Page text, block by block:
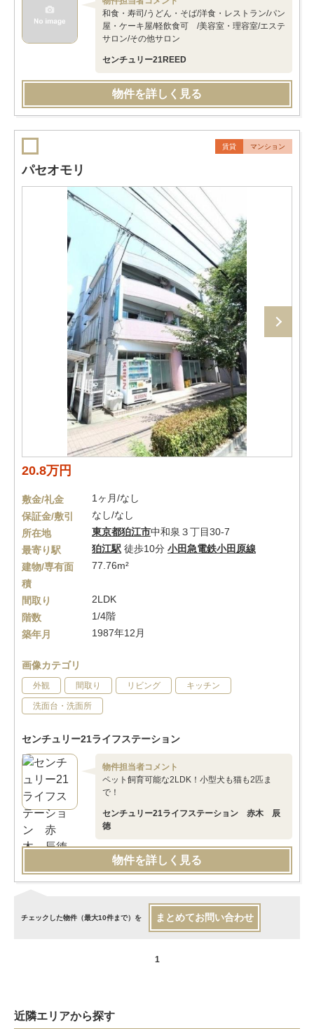
和食・寿司/うどん・そば/洋食・レストラン/パン
屋・ケーキ屋/軽飲食可 /美容室・理容室/エステ
サロン/その他サロン
センチュリー21REED
物件を詳しく見る
賃貸 マンション
パセオモリ
20.8万円
敷金/礼金
1ヶ月/なし
保証金/敷引
なし/なし
所在地
東京都狛江市中和泉３丁目30-7
最寄り駅
狛江駅 徒歩10分 小田急電鉄小田原線
建物/専有面
積
77.76m²
間取り
2LDK
階数
1/4階
築年月
1987年12月
画像カテゴリ
外観 間取り リビング キッチン
洗面台・洗面所
センチュリー21ライフステーション
物件担当者コメント
ペット飼育可能な2LDK！小型犬も猫も2匹ま
で！
センチュリー21ライフステーション 赤木 辰
徳
物件を詳しく見る
チェックした物件（最大10件まで）を まとめてお問い合わせ
1
近隣エリアから探す